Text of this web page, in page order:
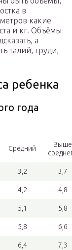
в
какие
и кг. Объёмы
а
талий, груди,
ребенка
года
Средний
Выше
3,2 3,7
4,2 4,8
5,1 5,8
5,8 6,6
6,4 7,3